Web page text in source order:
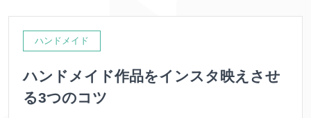
ハンドメイド
ハンドメイド作品をインスタ映えさせ
る3つのコツ